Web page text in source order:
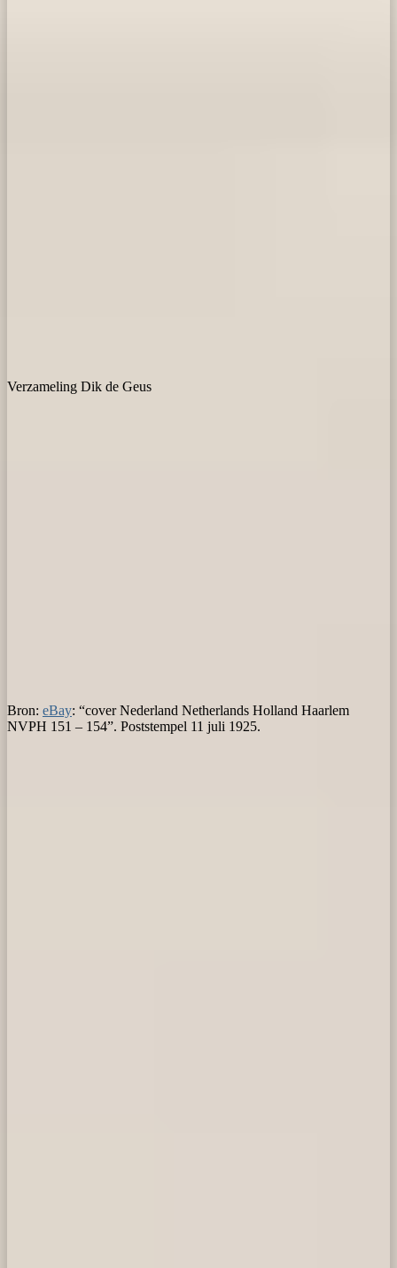
Verzameling Dik de Geus
Bron: eBay: “cover Nederland Netherlands Holland Haarlem
NVPH 151 – 154”. Poststempel 11 juli 1925.